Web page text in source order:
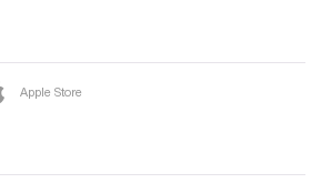
Apple Store